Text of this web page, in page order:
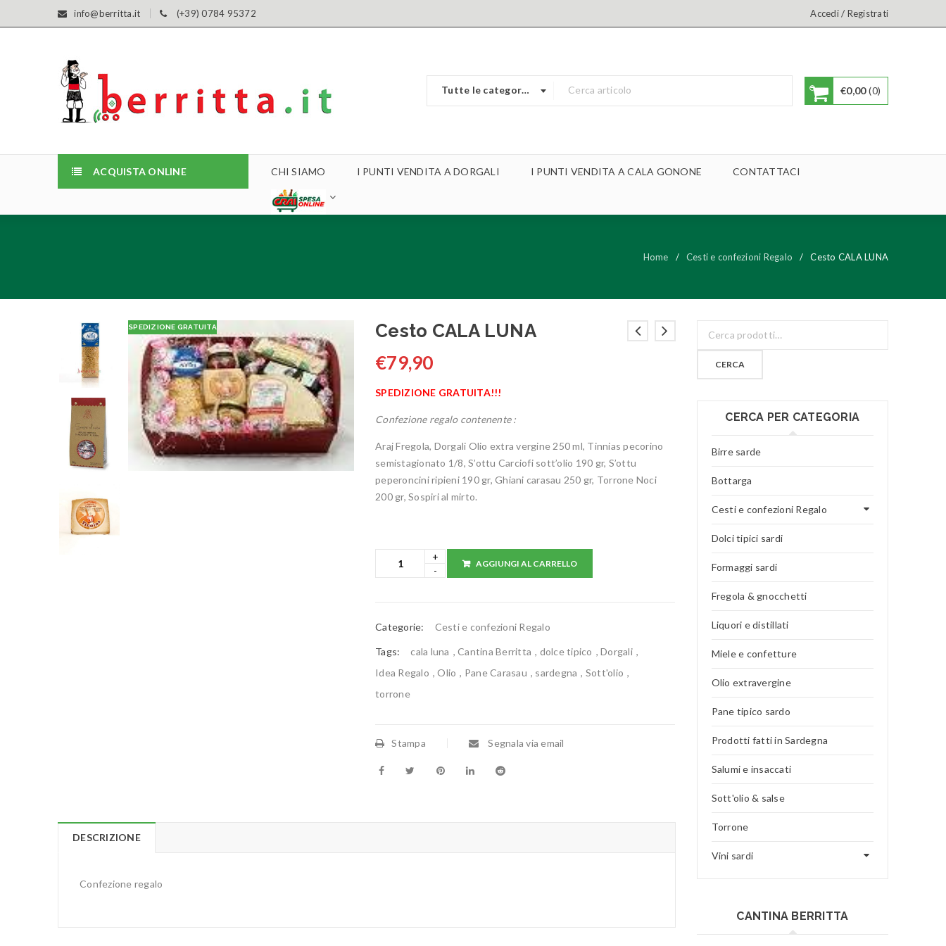
info@berritta.it (+39) 0784 95372 Accedi/ Registrati
Tutte le categorie €0,00 0
ACQUISTA ONLINE CHI SIAMO I PUNTI VENDITA A DORGALI I PUNTI VENDITA A CALA GONONE CONTATTACI
Home / Cesti e confezioni Regalo / Cesto CALA LUNA
SPEDIZIONE GRATUITA Cesto CALA LUNA
€79,90
SPEDIZIONE GRATUITA!!!
Confezione regalo contenente :
Araj Fregola, Dorgali Olio extra vergine 250 ml, Tinnias pecorino
semistagionato 1/8, S’ottu Carciofi sott’olio 190 gr, S’ottu
peperoncini ripieni 190 gr, Ghiani carasau 250 gr, Torrone Noci
200 gr, Sospiri al mirto.
AGGIUNGI AL CARRELLO
Categorie: Cesti e confezioni Regalo
Tags: cala luna ,Cantina Berritta , dolce tipico ,Dorgali ,
Idea Regalo ,Olio , Pane Carasau , sardegna , Sott'olio ,
torrone
Stampa Segnala via email
DESCRIZIONE
Confezione regalo
CERCA
CERCA PER CATEGORIA
Birre sarde
Bottarga
Cesti e confezioni Regalo
Dolci tipici sardi
Formaggi sardi
Fregola & gnocchetti
Liquori e distillati
Miele e confetture
Olio extravergine
Pane tipico sardo
Prodotti fatti in Sardegna
Salumi e insaccati
Sott'olio & salse
Torrone
Vini sardi
CANTINA BERRITTA